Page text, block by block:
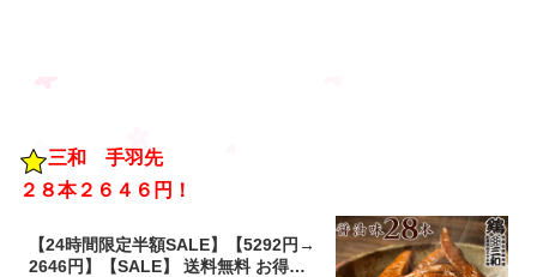
三和 手羽先
２８本２６４６円！
【24時間限定半額SALE】【5292円→
2646円】【SALE】 送料無料 お得な